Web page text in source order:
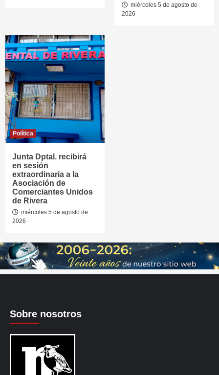
miércoles 5 de agosto de
2026
Política
Junta Dptal. recibirá
en sesión
extraordinaria a la
Asociación de
Comerciantes Unidos
de Rivera
miércoles 5 de agosto de
2026
Sobre nosotros